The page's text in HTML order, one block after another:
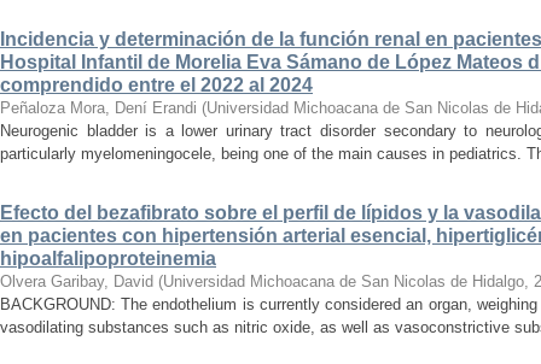
Incidencia y determinación de la función renal en
Hospital Infantil de Morelia Eva Sámano de López Mateos
comprendido entre el 2022 al 2024
Peñaloza Mora, Dení Erandi (Universidad Michoacana de San Nicolas de
Neurogenic bladder is a lower urinary tract disorder secondary to
particularly myelomeningocele, being one of the main causes in pediatrics.
Efecto del bezafibrato sobre el perfil de lípidos y la
en pacientes con hipertensión arterial esencial,
hipoalfalipoproteinemia
Olvera Garibay, David (Universidad Michoacana de San Nicolas de Hidalgo,
BACKGROUND: The endothelium is currently considered an organ,
vasodilating substances such as nitric oxide, as well as vasoconstrictive